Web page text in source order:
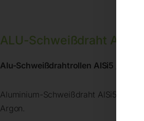
ALU-Schweißdraht AlSi 5
Alu-Schweißdrahtrollen AlSi5 /
Aluminium-Schweißdraht AlSi5 für
Argon.